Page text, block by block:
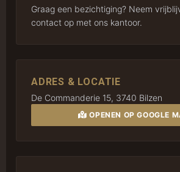
Graag een bezichtiging? Neem
contact op met ons kantoor.
ADRES & LOCATIE
De Commanderie 15, 3740 Bilzen
OPENEN OP GOOGLE